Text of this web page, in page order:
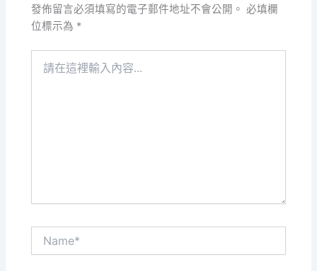
發佈留言必須填寫的電子郵件地址不會公開。 必填欄
位標示為 *